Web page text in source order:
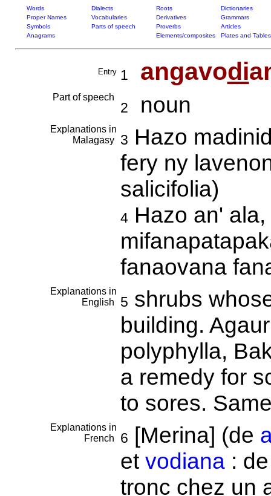
Words Dialects Roots
Dictionaries
Proper Names
Vocabularies Derivatives
Grammars
Symbols
Parts of speech Proverbs
Articles
Anagrams
Elements/composites Plates and Tables
Entry 1 angavodi
Part of speech
2 noun
Explanations in
Malagasy
3 Hazo
fery ny
salicifolia)
4Hazo an' ala,
fanaovana
Explanations in
English
5 shrubs
building.
polyphylla,
a remedy for
to sores.
Explanations in
French
6 [Merina] (de
et vodiana:
tronc chez un